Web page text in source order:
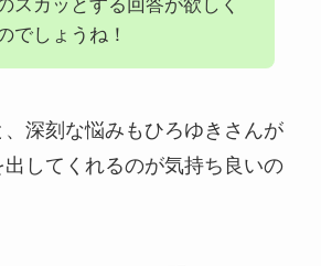
スカッとする回答が欲しく
でしょうね！
深刻な悩みもひろゆきさんが
してくれるのが気持ち良いの